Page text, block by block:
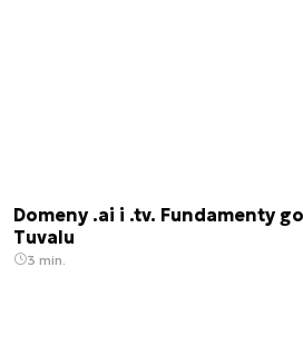
Domeny .ai i .tv. Fundamenty
Tuvalu
3 min.